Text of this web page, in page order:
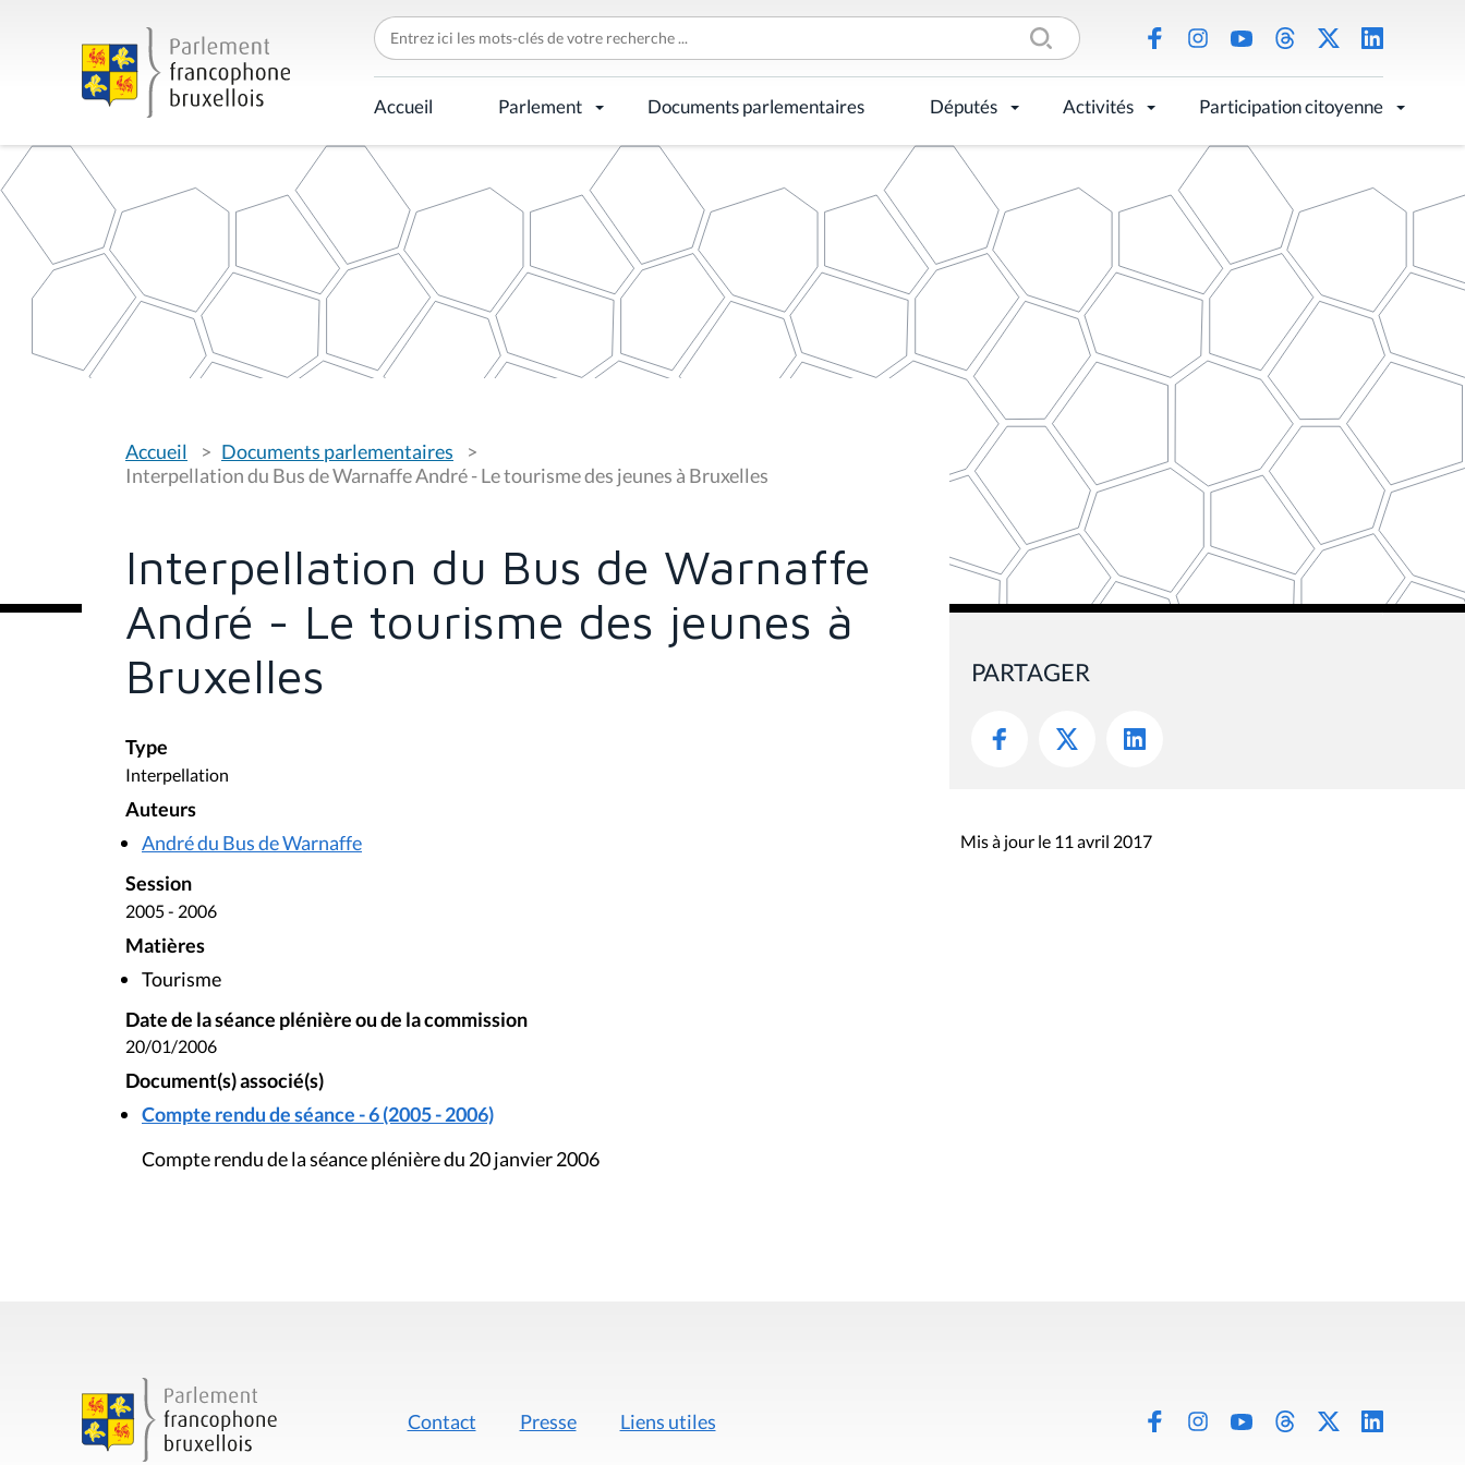
C
h
e
r
c
h
r
p
Accueil Parlement Documents parlementaires Députés Activités Participation citoyenne
o
u
Accueil
Documents parlementaires
Interpellation du Bus de Warnaffe André - Le tourisme des jeunes à Bruxelles
Interpellation du Bus de Warnaffe
André - Le tourisme des jeunes à
Bruxelles
Type
Interpellation
Auteurs
André du Bus de Warnaffe
Session
2005 - 2006
Matières
Tourisme
Date de la séance plénière ou de la commission
20/01/2006
Document(s) associé(s)
Compte rendu de séance - 6 (2005 - 2006)
Compte rendu de la séance plénière du 20 janvier 2006
PARTAGER
Mis à jour le 11 avril 2017
Contact Presse Liens utiles